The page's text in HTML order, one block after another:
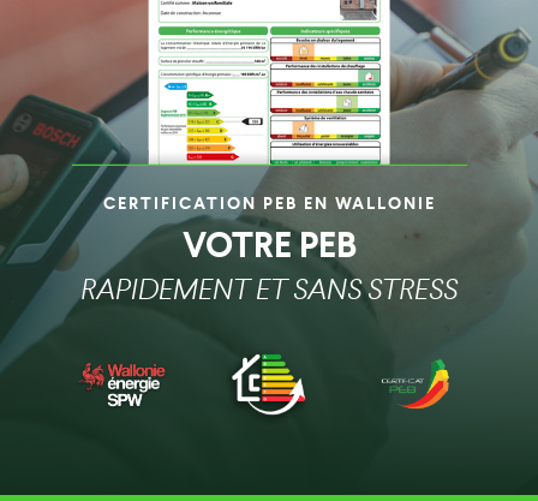
CERTIFICATION PEB EN WALLONIE
VOTRE PEB
RAPIDEMENT ET SANS STRESS